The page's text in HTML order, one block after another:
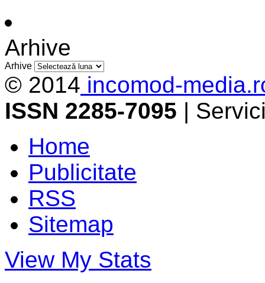
Arhive
Arhive
© 2014 incomod-
ISSN 2285-7095 |
Home
Publicitate
RSS
Sitemap
View My Stats